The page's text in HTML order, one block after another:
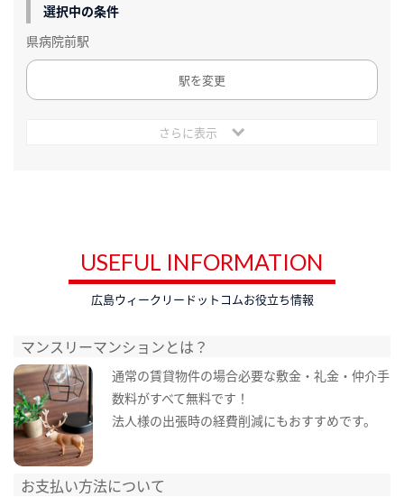
選択中の条件
県病院前駅
駅を変更
さらに表示
USEFUL INFORMATION
広島ウィークリードットコムお役立ち情報
マンスリーマンションとは？
通常の賃貸物件の場合必要な敷金・礼金・仲介手
数料がすべて無料です！
法人様の出張時の経費削減にもおすすめです。
お支払い方法について